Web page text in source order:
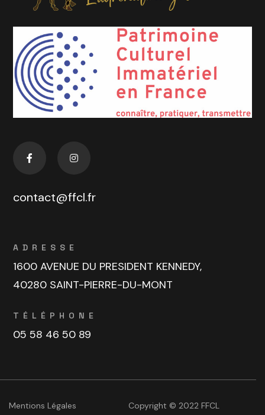
contact@ffcl.fr
ADRESSE
1600 AVENUE DU PRESIDENT KENNEDY,
40280 SAINT-PIERRE-DU-MONT
TÉLÉPHONE
05 58 46 50 89
Mentions Légales Copyright © 2022 FFCL